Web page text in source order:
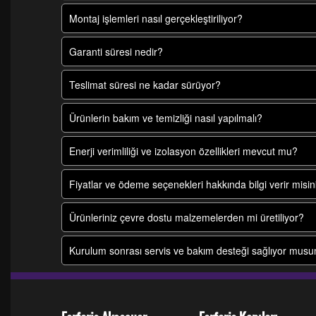
Montaj işlemleri nasıl gerçekleştiriliyor?
Garanti süresi nedir?
Teslimat süresi ne kadar sürüyor?
Ürünlerin bakım ve temizliği nasıl yapılmalı?
Enerji verimliliği ve izolasyon özellikleri mevcut mu?
Fiyatlar ve ödeme seçenekleri hakkında bilgi verir
Ürünleriniz çevre dostu malzemelerden mi üretiliyor?
Kurulum sonrası servis ve bakım desteği sağlıyor